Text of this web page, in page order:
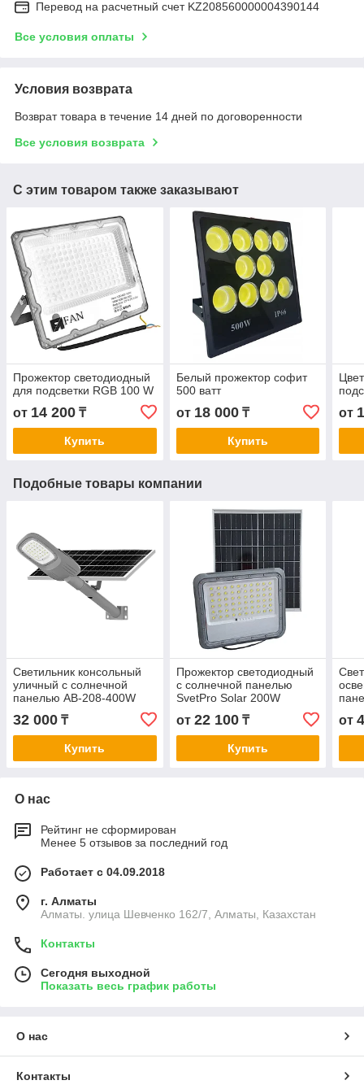
Перевод на расчетный счет KZ208560000004390144
Все условия оплаты
Условия возврата
Возврат товара в течение 14 дней по договоренности
Все условия возврата
С этим товаром также заказывают
Прожектор светодиодный
для подсветки RGB 100 W
от 14 200 ₸
Купить
Белый прожектор софит
500 ватт
от 18 000₸
Купить
от
Подобные товары компании
Светильник консольный
уличный с солнечной
панелью AB-208-400W
32 000 ₸
Купить
Прожектор светодиодный
с солнечной панелью
SvetPro Solar 200W
от 22 100₸
Купить
от
О нас
Рейтинг не сформирован
Менее 5 отзывов за последний год
Работает с 04.09.2018
г. Алматы
Алматы. улица Шевченко 162/7, Алматы, Казахстан
Контакты
Сегодня выходной
Показать весь график работы
О нас
Контакты